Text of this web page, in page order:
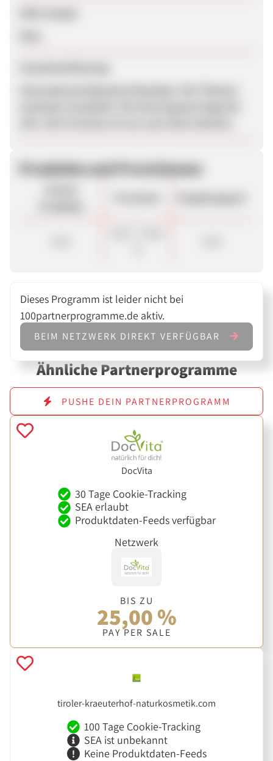
Produkte und Provisionen
Dieses Programm ist leider nicht bei
100partnerprogramme.de aktiv.
BEIM NETZWERK DIREKT VERFÜGBAR
Ähnliche Partnerprogramme
PUSHE DEIN PARTNERPROGRAMM
DocVita
30 Tage Cookie-Tracking
SEA erlaubt
Produktdaten-Feeds verfügbar
Netzwerk
BIS ZU
25,00 %
PAY PER SALE
tiroler-kraeuterhof-naturkosmetik.com
100 Tage Cookie-Tracking
SEA ist unbekannt
Keine Produktdaten-Feeds